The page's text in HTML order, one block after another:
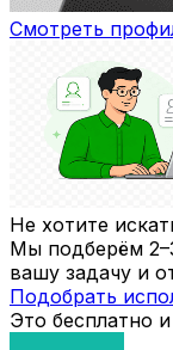
Смотреть
Не хотите
Мы подберём
вашу задачу и
Подобрать
Это бесплатно